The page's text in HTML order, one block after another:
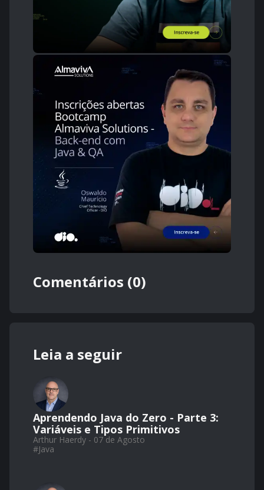
Comentários (0)
Leia a seguir
Aprendendo Java do Zero - Parte 3:
Variáveis e Tipos Primitivos
Arthur Haerdy - 07 de Agosto
#Java